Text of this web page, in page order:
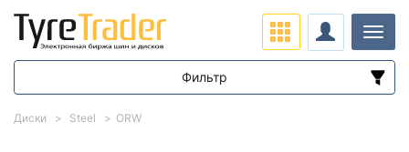
Диски Steel ORW
Фильтр
Диапазон цен